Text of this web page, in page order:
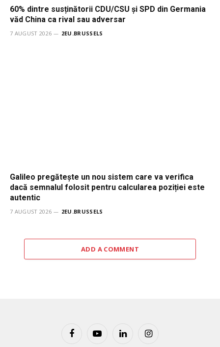
60% dintre susținătorii CDU/CSU și SPD din Germania
văd China ca rival sau adversar
7 AUGUST 2026 2EU.BRUSSELS
Galileo pregătește un nou sistem care va verifica
dacă semnalul folosit pentru calcularea poziției este
autentic
7 AUGUST 2026 2EU.BRUSSELS
ADD A COMMENT
FacebookYouTubeLinkedInInstagram